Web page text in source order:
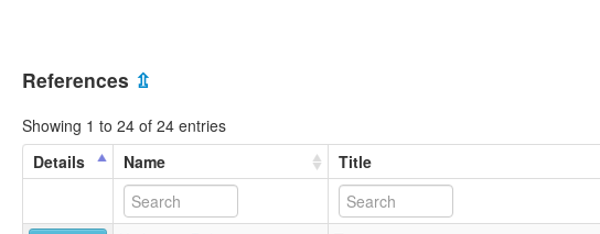
References ⇫
Showing 1 to 24 of 24 entries
Details
Name Title